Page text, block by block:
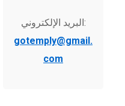
البريد الإلكتروني:
gotemply@gmail.
com